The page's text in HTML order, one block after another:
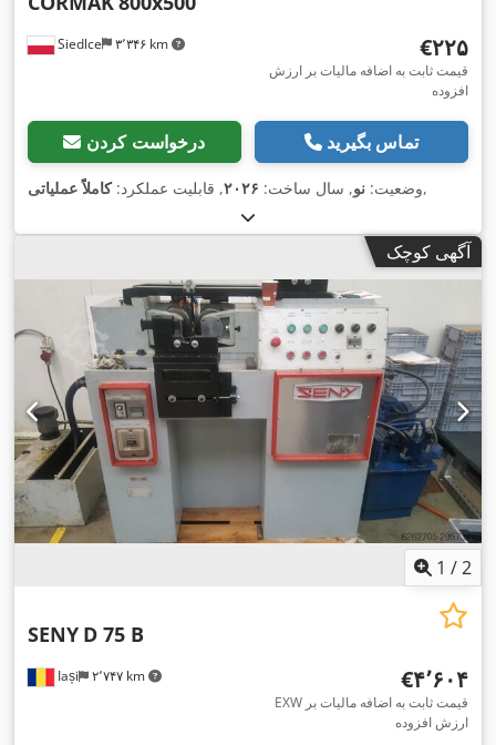
Siedlce ۳٬۳۴۶ km ‎€۲۲۵
قیمت ثابت به اضافه مالیات بر ارزش
افزوده
درخواست کردن تماس بگیرید
وضعیت: نو, سال ساخت: ۲۰۲۶, قابلیت عملکرد:کاملاً عملیاتی ,
آگهی کوچک
1 /2
Iași ۲٬۷۴۷ km
SENY D 75 B
‎€۴٬۶۰۴
EXW قیمت ثابت به اضافه مالیات بر
ارزش افزوده